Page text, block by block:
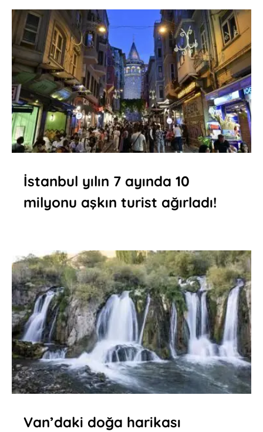
İstanbul yılın 7 ayında 10
milyonu aşkın turist ağırladı!
Van’daki doğa harikası